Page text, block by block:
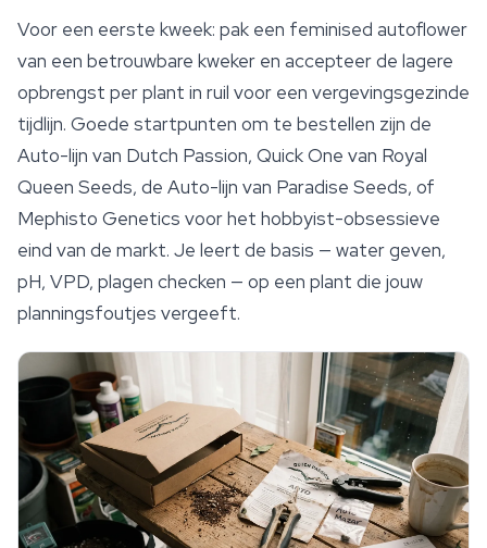
Voor een eerste kweek: pak een feminised autoflower
van een betrouwbare kweker en accepteer de lagere
opbrengst per plant in ruil voor een vergevingsgezinde
tijdlijn. Goede startpunten om te bestellen zijn de
Auto-lijn van Dutch Passion, Quick One van Royal
Queen Seeds, de Auto-lijn van Paradise Seeds, of
Mephisto Genetics voor het hobbyist-obsessieve
eind van de markt. Je leert de basis — water geven,
pH, VPD, plagen checken — op een plant die jouw
planningsfoutjes vergeeft.